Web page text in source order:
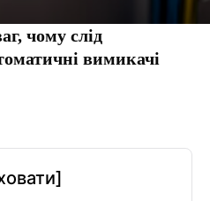
чому слід
вимикачі